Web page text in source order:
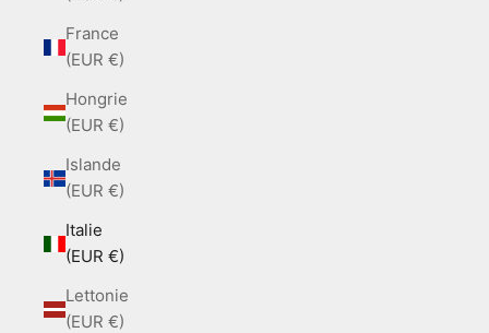
France
(EUR €)
Hongrie
(EUR €)
Islande
(EUR €)
Italie
(EUR €)
Lettonie
(EUR €)